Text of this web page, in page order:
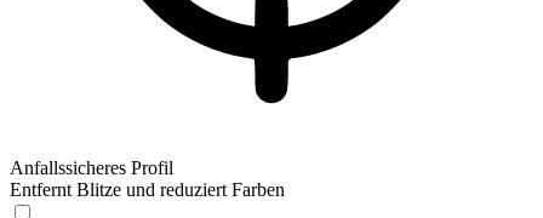
Anfallssicheres Profil
Entfernt Blitze und reduziert Farben